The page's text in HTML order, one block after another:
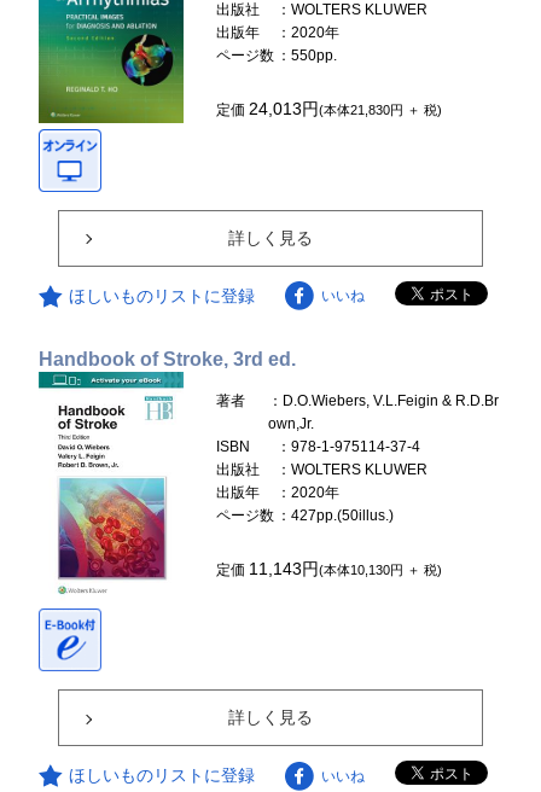
出版社
：WOLTERS KLUWER
出版年
：2020年
ページ数 ：550pp.
定価24,013円(本体21,830円 ＋ 税)
詳しく見る
ほしいものリストに登録 いいね
Handbook of Stroke, 3rd ed.
著者
：D.O.Wiebers, V.L.Feigin & R.D.Br
own,Jr.
ISBN
：978-1-975114-37-4
出版社
：WOLTERS KLUWER
出版年
：2020年
ページ数 ：427pp.(50illus.)
定価 11,143円(本体10,130円 ＋ 税)
詳しく見る
ほしいものリストに登録 いいね